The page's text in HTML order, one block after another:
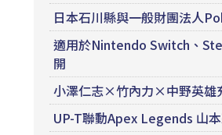
日本石川縣與一般財團法人
適用於Nintendo Switch、
開
小澤仁志×竹內力×中野英雄
UP-T聯動Apex Legends 山